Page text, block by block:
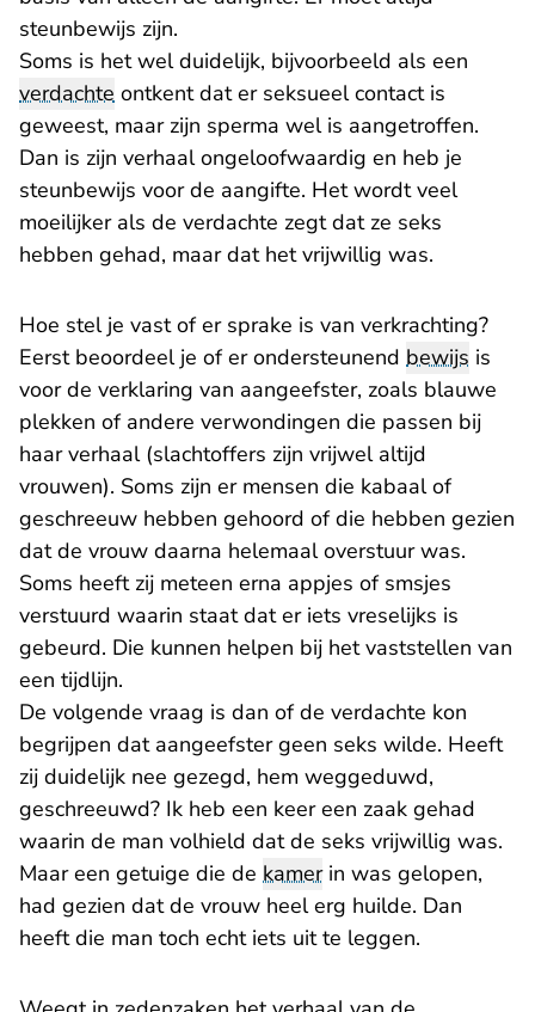
steunbewijs zijn.
Soms is het wel duidelijk, bijvoorbeeld als een
verdachte ontkent dat er seksueel contact is
geweest, maar zijn sperma wel is aangetroffen.
Dan is zijn verhaal ongeloofwaardig en heb je
steunbewijs voor de aangifte. Het wordt veel
moeilijker als de verdachte zegt dat ze seks
hebben gehad, maar dat het vrijwillig was.
Hoe stel je vast of er sprake is van verkrachting?
Eerst beoordeel je of er ondersteunend bewijs is
voor de verklaring van aangeefster, zoals blauwe
plekken of andere verwondingen die passen bij
haar verhaal (slachtoffers zijn vrijwel altijd
vrouwen). Soms zijn er mensen die kabaal of
geschreeuw hebben gehoord of die hebben gezien
dat de vrouw daarna helemaal overstuur was.
Soms heeft zij meteen erna appjes of smsjes
verstuurd waarin staat dat er iets vreselijks is
gebeurd. Die kunnen helpen bij het vaststellen van
een tijdlijn.
De volgende vraag is dan of de verdachte kon
begrijpen dat aangeefster geen seks wilde. Heeft
zij duidelijk nee gezegd, hem weggeduwd,
geschreeuwd? Ik heb een keer een zaak gehad
waarin de man volhield dat de seks vrijwillig was.
Maar een getuige die de kamerin was gelopen,
had gezien dat de vrouw heel erg huilde. Dan
heeft die man toch echt iets uit te leggen.